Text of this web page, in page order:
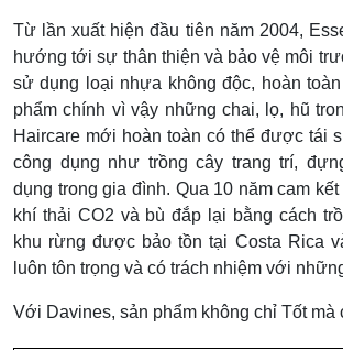
Từ lần xuất hiện đầu tiên năm 2004,
hướng tới sự thân thiện và bảo vệ môi
sử dụng loại nhựa không độc, hoàn
phẩm chính vì vậy những chai, lọ, hũ
Haircare mới hoàn toàn có thể được tái
công dụng như trồng cây trang trí,
dụng trong gia đình. Qua 10 năm cam
khí thải CO2 và bù đắp lại bằng cách
khu rừng được bảo tồn tại Costa Rica
luôn tôn trọng và có trách nhiệm với
Với Davines, sản phẩm không chỉ Tốt mà